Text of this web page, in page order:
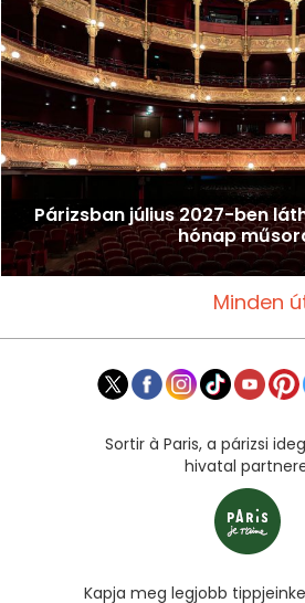
Párizsban július 2027-ben
hónap
Minden
Sortir à Paris, a párizsi
hivatal
Kapja meg legjobb